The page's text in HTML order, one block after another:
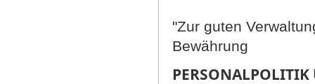
"Zur guten
Bewährung
PERSONALPOLITIK